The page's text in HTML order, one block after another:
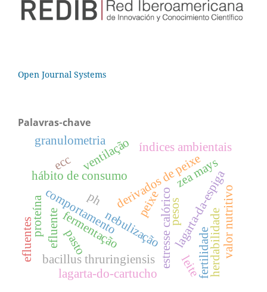
Open Journal Systems
Palavras-chave
peixe
derivados de peixe
hábito de consumo
comportamento estresse calórico
índices ambientais
nebulização
ventilação
efluentefermentação
ph
proteína
bacillus thruringiensis
lagarta-do-cartucho
lagarta-da-espiga
zea mays
granulometria
valor nutritivo
efluentes herdabilidade
pesos
pasto
leite
ecc
fertilidade